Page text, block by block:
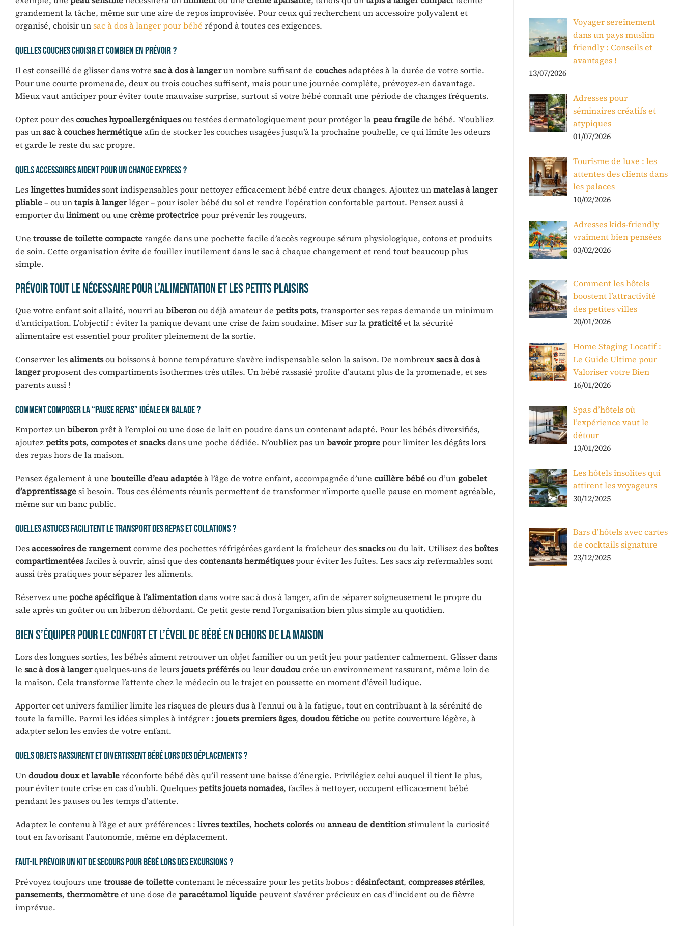
grandement la tâche, même sur une aire de repos improvisée. Pour ceux qui recherchent un accessoire polyvalent et
organisé, choisir unsac à dos à langer pour bébé répond à toutes ces exigences.
Quelles couches choisir et combien en prévoir ?
Il est conseillé de glisser dans votre sac à dos à langerun nombre suffisant de couchesadaptées à la durée de votre sortie.
Pour une courte promenade, deux ou trois couches suffisent, mais pour une journée complète, prévoyez-en davantage.
Mieux vaut anticiper pour éviter toute mauvaise surprise, surtout si votre bébé connaît une période de changes fréquents.
Optez pour descouches hypoallergéniquesou testées dermatologiquement pour protéger lapeau fragilede bébé. N’oubliez
pas unsac à couches hermétiqueafin de stocker les couches usagées jusqu’à la prochaine poubelle, ce qui limite les odeurs
et garde le reste du sac propre.
Quels accessoires aident pour un change express ?
Leslingettes humidessont indispensables pour nettoyer efficacement bébé entre deux changes. Ajoutez unmatelas à langer
pliable– ou untapis à langerléger – pour isoler bébé du sol et rendre l’opération confortable partout. Pensez aussi à
emporter dulinimentou une crème protectricepour prévenir les rougeurs.
Une trousse de toilette compacterangée dans une pochette facile d’accès regroupe sérum physiologique, cotons et produits
de soin. Cette organisation évite de fouiller inutilement dans le sac à chaque changement et rend tout beaucoup plus
simple.
Prévoir tout le nécessaire pour l’alimentation et les petits plaisirs
Que votre enfant soit allaité, nourri aubiberonou déjà amateur de petits pots, transporter ses repas demande un minimum
d’anticipation. L’objectif : éviter la panique devant une crise de faim soudaine. Miser sur lapraticitéet la sécurité
alimentaire est essentiel pour profiter pleinement de la sortie.
Conserver lesalimentsou boissons à bonne température s’avère indispensable selon la saison. De nombreuxsacs à dos à
langerproposent des compartiments isothermes très utiles. Un bébé rassasié profite d’autant plus de la promenade, et ses
parents aussi !
Comment composer la “pause repas” idéale en balade ?
Emportez unbiberonprêt à l’emploi ou une dose de lait en poudre dans un contenant adapté. Pour les bébés diversifiés,
ajoutezpetits pots, compotesetsnacksdans une poche dédiée. N’oubliez pas unbavoir proprepour limiter les dégâts lors
des repas hors de la maison.
Pensez également à une bouteille d’eau adaptéeà l’âge de votre enfant, accompagnée d’une cuillère bébéou d’un gobelet
d’apprentissagesi besoin. Tous ces éléments réunis permettent de transformer n’importe quelle pause en moment agréable,
même sur un banc public.
Quelles astuces facilitent le transport des repas et collations ?
Desaccessoires de rangementcomme des pochettes réfrigérées gardent la fraîcheur dessnacksou du lait. Utilisez desboîtes
compartimentéesfaciles à ouvrir, ainsi que descontenants hermétiquespour éviter les fuites. Les sacs zip refermables sont
aussi très pratiques pour séparer les aliments.
Réservez une poche spécifique à l’alimentationdans votre sac à dos à langer, afin de séparer soigneusement le propre du
sale après un goûter ou un biberon débordant. Ce petit geste rend l’organisation bien plus simple au quotidien.
Bien s’équiper pour le confort et l’éveil de bébé en dehors de la maison
Lors des longues sorties, les bébés aiment retrouver un objet familier ou un petit jeu pour patienter calmement. Glisser dans
le sac à dos à langerquelques-uns de leursjouets préférésou leurdoudoucrée un environnement rassurant, même loin de
la maison. Cela transforme l’attente chez le médecin ou le trajet en poussette en moment d’éveil ludique.
Apporter cet univers familier limite les risques de pleurs dus à l’ennui ou à la fatigue, tout en contribuant à la sérénité de
toute la famille. Parmi les idées simples à intégrer : jouets premiers âges, doudou féticheou petite couverture légère, à
adapter selon les envies de votre enfant.
Quels objets rassurent et divertissent bébé lors des déplacements ?
Undoudou doux et lavableréconforte bébé dès qu’il ressent une baisse d’énergie. Privilégiez celui auquel il tient le plus,
pour éviter toute crise en cas d’oubli. Quelquespetits jouets nomades, faciles à nettoyer, occupent efficacement bébé
pendant les pauses ou les temps d’attente.
Adaptez le contenu à l’âge et aux préférences : livres textiles, hochets colorésouanneau de dentitionstimulent la curiosité
tout en favorisant l’autonomie, même en déplacement.
Faut-il prévoir un kit de secours pour bébé lors des excursions ?
Prévoyez toujours une trousse de toilettecontenant le nécessaire pour les petits bobos : désinfectant, compresses stériles,
pansements, thermomètreet une dose de paracétamol liquidepeuvent s’avérer précieux en cas d’incident ou de fièvre
imprévue.
Voyager sereinement
dans un pays muslim
friendly : Conseils et
avantages !
13/07/2026
Adresses pour
séminaires créatifs et
atypiques
01/07/2026
Tourisme de luxe : les
attentes des clients dans
les palaces
10/02/2026
Adresses kids-friendly
vraiment bien pensées
03/02/2026
Comment les hôtels
boostent l’attractivité
des petites villes
20/01/2026
Home Staging Locatif :
Le Guide Ultime pour
Valoriser votre Bien
16/01/2026
Spas d’hôtels où
l’expérience vaut le
détour
13/01/2026
Les hôtels insolites qui
attirent les voyageurs
30/12/2025
Bars d’hôtels avec cartes
de cocktails signature
23/12/2025